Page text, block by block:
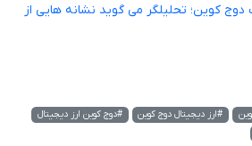
دوج کوین؛ تحلیلگر می گوید نشانه هایی از
#ارز دیجیتال دوج کوین
#دوج کوین ارز دیجیتال